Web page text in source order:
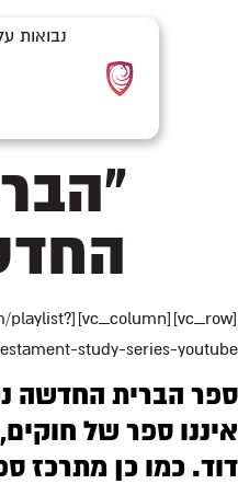
נבואות
playlist?
vc_row][vc_row][vc_column][vc_column_text]
ספר הברית החדשה
איננו ספר של
דוד. כמו כן מתרכז